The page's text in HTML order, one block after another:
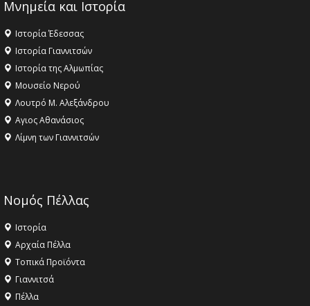
Μνημεία και Ιστορία
Ιστορία Έδεσσας
Ιστορία Γιαννιτσών
Ιστορία της Αλμωπίας
Μουσείο Νερού
Λουτρό Μ. Αλεξάνδρου
Αγιος Αθανάσιος
Λίμνη των Γιαννιτσών
Νομός Πέλλας
Ιστορία
Αρχαία Πέλλα
Τοπικά Προϊόντα
Γιαννιτσά
Πέλλα